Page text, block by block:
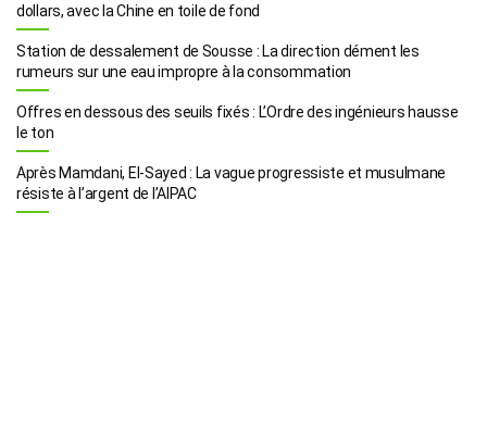
dollars, avec la Chine en toile de fond
Station de dessalement de Sousse : La direction dément les
rumeurs sur une eau impropre à la consommation
Offres en dessous des seuils fixés : L’Ordre des ingénieurs hausse
le ton
Après Mamdani, El-Sayed : La vague progressiste et musulmane
résiste à l’argent de l’AIPAC